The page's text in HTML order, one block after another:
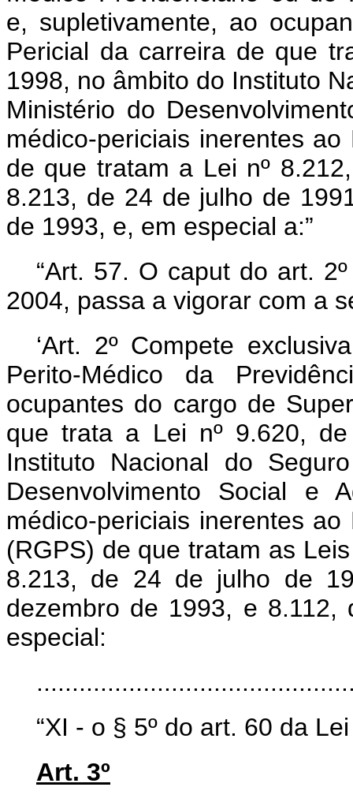
e, supletivamente, ao
Pericial da carreira de que
1998, no âmbito do Instituto
Ministério do
médico-periciais inerentes
de que tratam a Lei nº
8.213, de 24 de julho de
de 1993, e, em especial a:”
“Art. 57. O caput do art.
2004, passa a vigorar com a
‘Art. 2º Compete
Perito-Médico da
ocupantes do cargo de
que trata a Lei nº 9.620,
Instituto Nacional do
Desenvolvimento Social e
médico-periciais inerentes
(RGPS) de que tratam as
8.213, de 24 de julho de
dezembro de 1993, e
especial:
“XI - o § 5º do art. 60 da
Art. 3º